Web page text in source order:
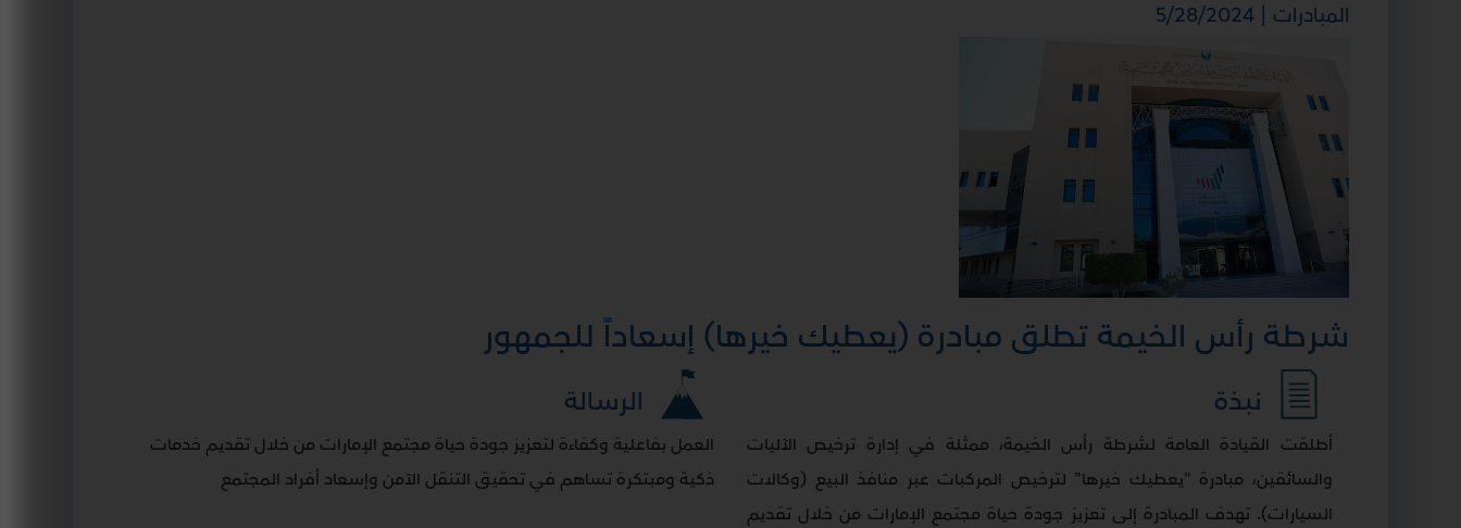
المبادرات | 5/28/2024
شرطة رأس الخيمة تطلق مبادرة (يعطيك خيرها) إسعاداً للجمهور
نبذة
أطلقت القيادة العامة لشرطة رأس الخيمة، ممثلة في إدارة ترخيص الآليات
والسائقين، مبادرة "يعطيك خيرها" لترخيص المركبات عبر منافذ البيع (وكالات
السيارات). تهدف المبادرة إلى تعزيز جودة حياة مجتمع الإمارات من خلال تقديم
الرسالة
العمل بفاعلية وكفاءة لتعزيز جودة حياة مجتمع الإمارات من خلال تقديم خدمات
ذكية ومبتكرة تساهم في تحقيق التنقل الآمن وإسعاد أفراد المجتمع